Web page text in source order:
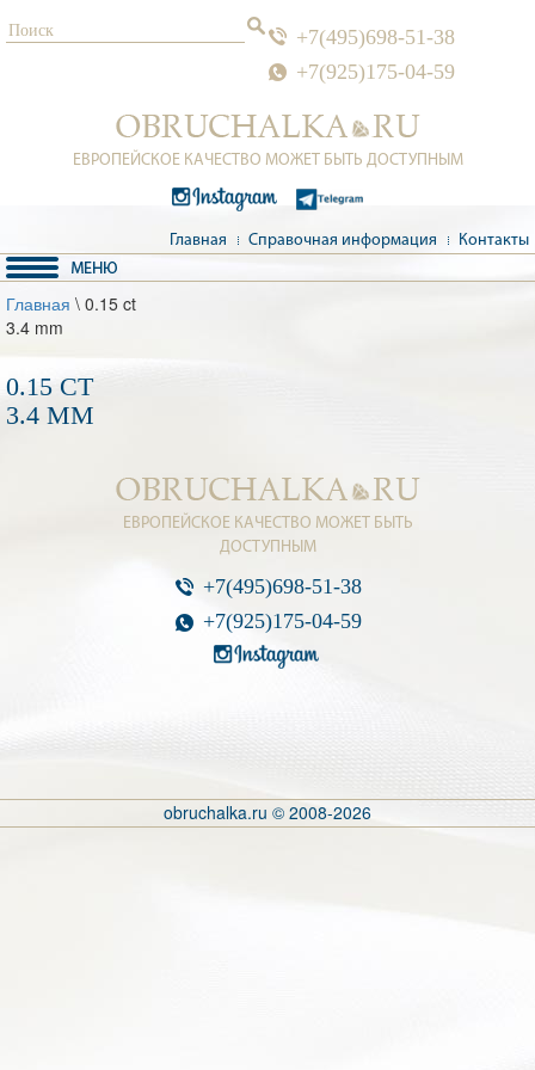
+7(495)698-51-38
+7(925)175-04-59
ЕВРОПЕЙСКОЕ КАЧЕСТВО МОЖЕТ БЫТЬ ДОСТУПНЫМ
Главная Справочная информация Контакты
Главная \ 0.15 ct
3.4 mm
0.15 CT
3.4 MM
+7(495)698-51-38
+7(925)175-04-59
ЕВРОПЕЙСКОЕ КАЧЕСТВО МОЖЕТ БЫТЬ
ДОСТУПНЫМ
obruchalka.ru © 2008-2026